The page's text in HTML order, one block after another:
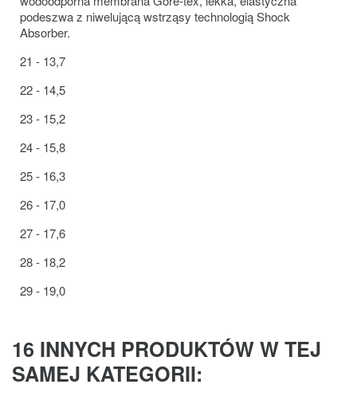
podeszwa z niwelującą wstrząsy technologią Shock
Absorber.
21 - 13,7
22 - 14,5
23 - 15,2
24 - 15,8
25 - 16,3
26 - 17,0
27 - 17,6
28 - 18,2
29 - 19,0
16 INNYCH PRODUKTÓW W TEJ
SAMEJ KATEGORII: